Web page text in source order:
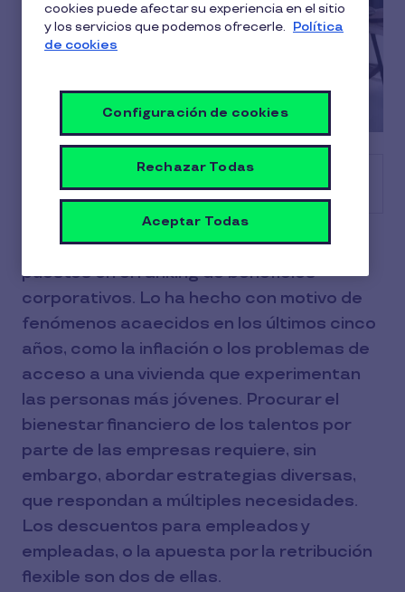
Tabla de contenido
El bienestar financiero ha escalado
puestos en el ranking de beneficios
corporativos. Lo ha hecho con motivo de
fenómenos acaecidos en los últimos cinco
años, como la inflación o los problemas de
acceso a una vivienda que experimentan
las personas más jóvenes. Procurar el
bienestar financiero de los talentos por
parte de las empresas requiere, sin
embargo, abordar estrategias diversas,
que respondan a múltiples necesidades.
Los descuentos para empleados y
empleadas, o la apuesta por la retribución
flexible son dos de ellas.
cookies puede afectar su experiencia en el sitio
y los servicios que podemos ofrecerle. Política
de cookies
Configuración de cookies
Rechazar Todas
Aceptar Todas